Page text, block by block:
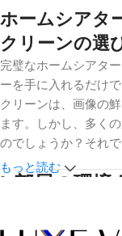
ホームシアタ
クリーンの選
完璧なホームシアタ
ーを手に入れるだけ
クリーンは、画像の
ます。しかし、多く
のでしょうか？それ
1. 部屋の環境
環境光
もっと読む